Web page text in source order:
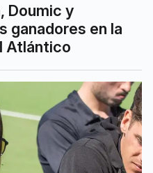
Doumic y
ganadores en la
Atlántico